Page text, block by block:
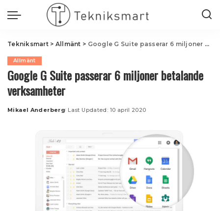
Tekniksmart> Allmänt > Google G Suite passerar 6 miljoner betalande verksamheter
Allmänt
Google G Suite passerar 6 miljoner betalande
verksamheter
Posted
Mikael Anderberg Last Updated: 10 april 2020